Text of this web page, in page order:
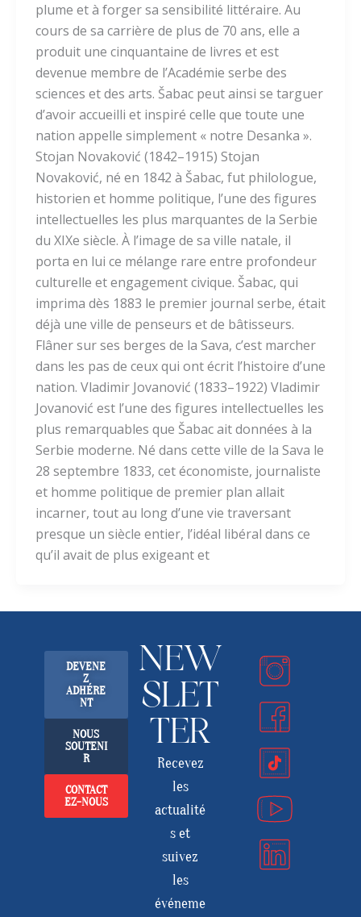
plume et à forger sa sensibilité littéraire. Au
cours de sa carrière de plus de 70 ans, elle a
produit une cinquantaine de livres et est
devenue membre de l’Académie serbe des
sciences et des arts. Šabac peut ainsi se targuer
d’avoir accueilli et inspiré celle que toute une
nation appelle simplement « notre Desanka ».
Stojan Novaković (1842–1915) Stojan
Novaković, né en 1842 à Šabac, fut philologue,
historien et homme politique, l’une des figures
intellectuelles les plus marquantes de la Serbie
du XIXe siècle. À l’image de sa ville natale, il
porta en lui ce mélange rare entre profondeur
culturelle et engagement civique. Šabac, qui
imprima dès 1883 le premier journal serbe, était
déjà une ville de penseurs et de bâtisseurs.
Flâner sur ses berges de la Sava, c’est marcher
dans les pas de ceux qui ont écrit l’histoire d’une
nation. Vladimir Jovanović (1833–1922) Vladimir
Jovanović est l’une des figures intellectuelles les
plus remarquables que Šabac ait données à la
Serbie moderne. Né dans cette ville de la Sava le
28 septembre 1833, cet économiste, journaliste
et homme politique de premier plan allait
incarner, tout au long d’une vie traversant
presque un siècle entier, l’idéal libéral dans ce
qu’il avait de plus exigeant et
DEVENE
Z
ADHÉRE
NT
NOUS
SOUTENI
R
CONTACT
EZ-NOUS
NEW
SLET
TER
Recevez
les
actualité
s et
suivez
les
événeme